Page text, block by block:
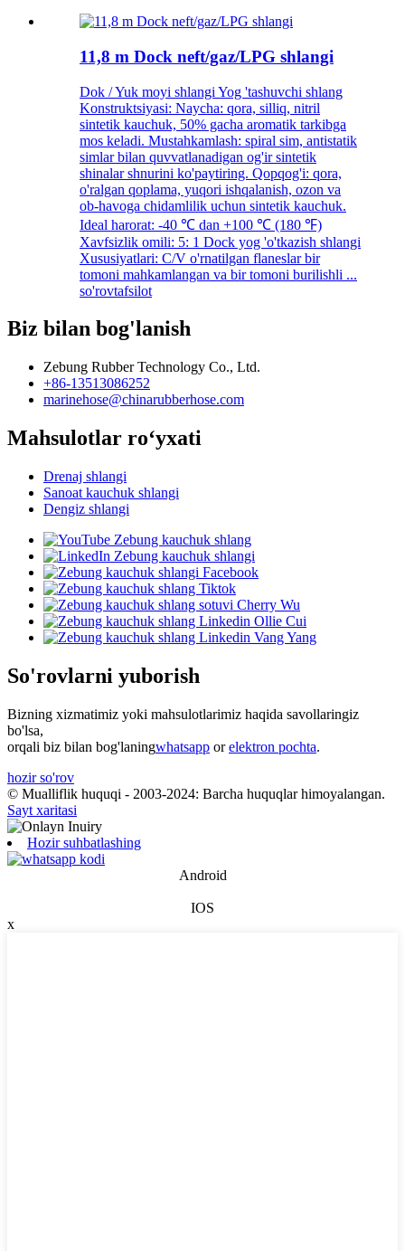
11,8 m Dock neft/gaz/LPG shlangi
Dok / Yuk moyi shlangi Yog 'tashuvchi shlang
Konstruktsiyasi: Naycha: qora, silliq, nitril
sintetik kauchuk, 50% gacha aromatik tarkibga
mos keladi. Mustahkamlash: spiral sim, antistatik
simlar bilan quvvatlanadigan og'ir sintetik
shinalar shnurini ko'paytiring. Qopqog'i: qora,
o'ralgan qoplama, yuqori ishqalanish, ozon va
ob-havoga chidamlilik uchun sintetik kauchuk.
Ideal harorat: -40 ℃ dan +100 ℃ (180 ℉)
Xavfsizlik omili: 5: 1 Dock yog 'o'tkazish shlangi
Xususiyatlari: C/V o'rnatilgan flaneslar bir
tomoni mahkamlangan va bir tomoni burilishli ...
so'rovtafsilot
Biz bilan bog'lanish
Zebung Rubber Technology Co., Ltd.
+86-13513086252
marinehose@chinarubberhose.com
Mahsulotlar roʻyxati
Drenaj shlangi
Sanoat kauchuk shlangi
Dengiz shlangi
So'rovlarni yuborish
Bizning xizmatimiz yoki mahsulotlarimiz haqida savollaringiz
bo'lsa,
orqali biz bilan bog'laningwhatsapp orelektron pochta.
hozir so'rov
© Mualliflik huquqi - 2003-2024: Barcha huquqlar himoyalangan.
Sayt xaritasi
Hozir suhbatlashing
Android
IOS
x